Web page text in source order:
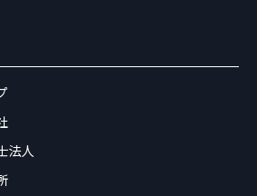
法人